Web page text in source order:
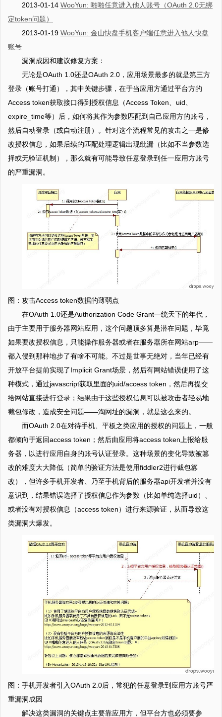
2013-01-14 WooYun: 啪啪任意进入他人账号（OAuth 2.0无绑
定token问题）
2013-01-19 WooYun: 金山快盘手机客户端任意进入他人快盘
账号
漏洞成因和建议修复方案：
无论是OAuth 1.0还是OAuth 2.0，应用场景最多的就是第三方
登录（账号打通），其中关键步骤，在于当应用方通过平台方的
Access token获取接口得到授权信息（Access Token、uid、
expire_time等）后，如何将其作为参数匹配到自己应用方的账号，
然后自动登录（或自动注册）。针对这个流程常见的攻击之一是修
改授权信息，如果后续的匹配处理逻辑出现纰漏（比如不当参数选
择或无验证机制），那么就有可能导致任意登录到任一应用方账号
的严重漏洞。
图：攻击Access token数据的薄弱点
在OAuth 1.0还是Authorization Code Grant一统天下的年代，
由于主要用于服务器网站应用，这个问题顶多算是潜在问题，毕竟
如果要改授权信息，只能操作服务器或者在服务器所在网站arp——
都入侵到那种地步了有啥不可能。不过是世事无绝对，当年已经有
开放平台提前实现了Implicit Grant场景，然后有网站错误使用了这
种模式，通过javascript获取里面的uid/access token，然后再提交
给网站直接进行登录；结果由于这些授权信息可以被攻击者轻易地
截包修改，造成安全问题——淘网址的漏洞，就是这么来的。
而OAuth 2.0在对待手机、平板之类应用的授权的问题上，一般
都倾向于返回access token；然后由应用将access token上报给服
务器，以进行应用自身的账号认证登录。这种场景的变化导致被篡
改的难度大大降低（简单的验证方法是使用fiddler2进行截包篡
改），但许多手机开发者、乃至手机背后的服务器api开发者并没有
意识到，结果错误选择了授权信息作为参数（比如单纯选择uid）、
或者没有对授权信息（access token）进行来源验证，从而导致这
类漏洞大爆发。
图：手机开发者引入OAuth 2.0后，常犯的任意登录到应用方账号严
重漏洞成因
解决这类漏洞的关键点主要靠应用方，但平台方也必须要参